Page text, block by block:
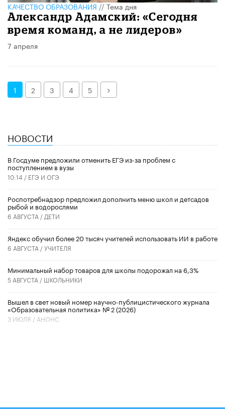
КАЧЕСТВО ОБРАЗОВАНИЯ//Тема дня
Александр Адамский: «Сегодня
время команд, а не лидеров»
7 апреля
1 2 3 4 5 Далее
НОВОСТИ
В Госдуме предложили отменить ЕГЭ из-за проблем с
поступлением в вузы
10:14 / ЕГЭ И ОГЭ
Роспотребнадзор предложил дополнить меню школ и детсадов
рыбой и водорослями
6 АВГУСТА / ДЕТИ
​Яндекс обучил более 20 тысяч учителей использовать ИИ в работе
6 АВГУСТА /УЧИТЕЛЯ
Минимальный набор товаров для школы подорожал на 6,3%
5 АВГУСТА / ШКОЛЬНИКИ
Вышел в свет новый номер научно-публицистического журнала
«Образовательная политика» № 2 (2026)
3 ИЮЛЯ / АНОНС